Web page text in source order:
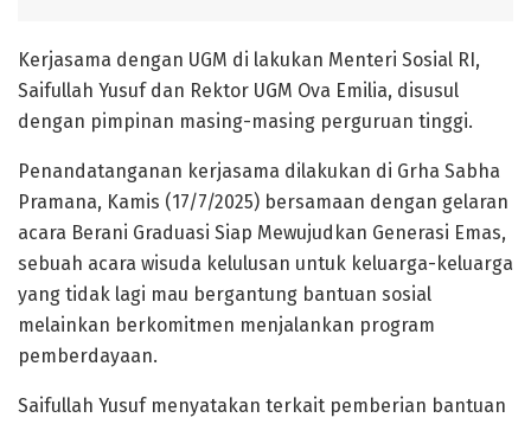
Kerjasama dengan UGM di lakukan Menteri Sosial RI,
Saifullah Yusuf dan Rektor UGM Ova Emilia, disusul
dengan pimpinan masing-masing perguruan tinggi.
Penandatanganan kerjasama dilakukan di Grha Sabha
Pramana, Kamis (17/7/2025) bersamaan dengan gelaran
acara Berani Graduasi Siap Mewujudkan Generasi Emas,
sebuah acara wisuda kelulusan untuk keluarga-keluarga
yang tidak lagi mau bergantung bantuan sosial
melainkan berkomitmen menjalankan program
pemberdayaan.
Saifullah Yusuf menyatakan terkait pemberian bantuan